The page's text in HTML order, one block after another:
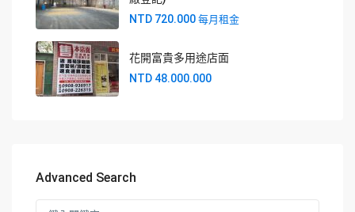
NTD 720.000 每月租金
花開富貴多用途店面
NTD 48.000.000
Advanced Search